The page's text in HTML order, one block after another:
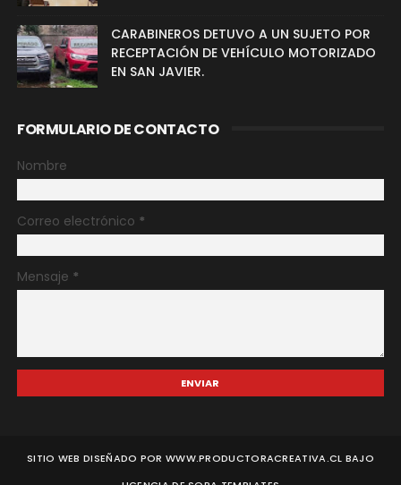
CARABINEROS DETUVO A UN SUJETO POR
RECEPTACIÓN DE VEHÍCULO MOTORIZADO
EN SAN JAVIER.
FORMULARIO DE CONTACTO
Nombre
Correo electrónico *
Mensaje *
SITIO WEB DISEÑADO POR WWW.PRODUCTORACREATIVA.CL BAJO